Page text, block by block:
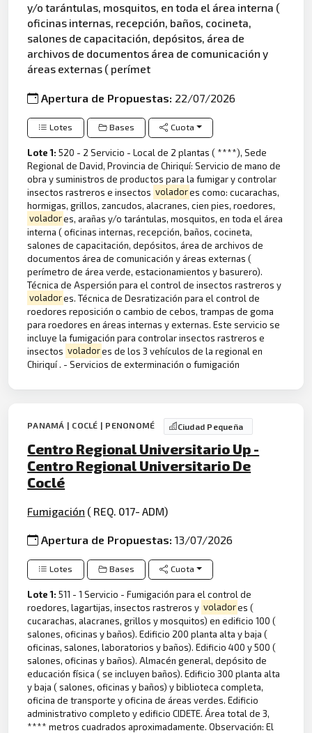
y/o tarántulas, mosquitos, en toda el área interna (
oficinas internas, recepción, baños, cocineta,
salones de capacitación, depósitos, área de
archivos de documentos área de comunicación y
áreas externas ( perímet
Apertura de Propuestas: 22/07/2026
Lotes Bases Cuota
Lote 1:520 - 2 Servicio - Local de 2 plantas ( ****), Sede
Regional de David, Provincia de Chiriquí: Servicio de mano de
obra y suministros de productos para la fumigar y controlar
insectos rastreros e insectos voladores como: cucarachas,
hormigas, grillos, zancudos, alacranes, cien pies, roedores,
voladores, arañas y/o tarántulas, mosquitos, en toda el área
interna ( oficinas internas, recepción, baños, cocineta,
salones de capacitación, depósitos, área de archivos de
documentos área de comunicación y áreas externas (
perímetro de área verde, estacionamientos y basurero).
Técnica de Aspersión para el control de insectos rastreros y
voladores. Técnica de Desratización para el control de
roedores reposición o cambio de cebos, trampas de goma
para roedores en áreas internas y externas. Este servicio se
incluye la fumigación para controlar insectos rastreros e
insectos voladores de los 3 vehículos de la regional en
Chiriquí . - Servicios de exterminación o fumigación
PANAMÁ | COCLÉ | PENONOMÉ Ciudad Pequeña
Centro Regional Universitario Up -
Centro Regional Universitario De
Coclé
Fumigación ( REQ. 017- ADM)
Apertura de Propuestas:13/07/2026
Lotes Bases Cuota
Lote 1:511 - 1 Servicio - Fumigación para el control de
roedores, lagartijas, insectos rastreros y voladores (
cucarachas, alacranes, grillos y mosquitos) en edificio 100 (
salones, oficinas y baños). Edificio 200 planta alta y baja (
oficinas, salones, laboratorios y baños). Edificio 400 y 500 (
salones, oficinas y baños). Almacén general, depósito de
educación física ( se incluyen baños). Edificio 300 planta alta
y baja ( salones, oficinas y baños) y biblioteca completa,
oficina de transporte y oficina de áreas verdes. Edificio
administrativo completo y edificio CIDETE. Área total de 3,
**** metros cuadrados aproximadamente. Observación: El